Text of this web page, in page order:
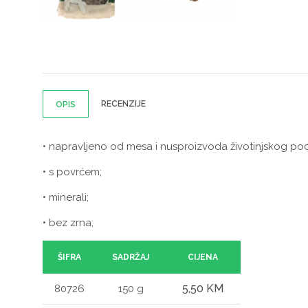
OPIS RECENZIJE
• napravljeno od mesa i nusproizvoda životinjskog
• s povrćem;
• minerali;
• bez zrna;
ŠIFRA SADRŽAJ CIJENA
80726 150 g 5,50 KM